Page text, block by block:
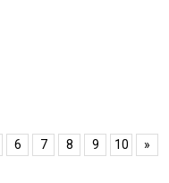
6 7 8 9 10 »